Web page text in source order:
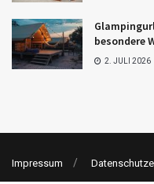
besondere
2. JULI 2026
Impressum